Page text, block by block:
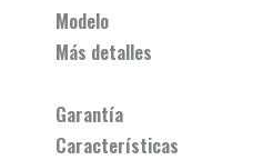
Modelo
Más detalles
Garantía
Características